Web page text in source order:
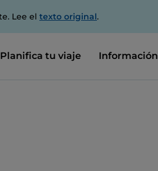
Lee el texto original.
Planifica tu viaje Información